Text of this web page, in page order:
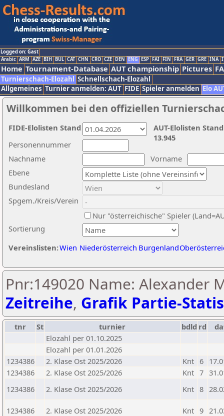
Logged on: Gast
Arabic ARM AZE BIH BUL CAT CHN CRO CZE DEN ENG ESP FAI FIN FRA GER GRE INA
Home Tournament-Database AUT championship Pictures
Turnierschach-Elozahl Schnellschach-Elozahl
Allgemeines Turnier anmelden: AUT FIDE Spieler anmelden Elo
Willkommen bei den offiziellen
Nachname
Vorname
Ebene
Sortierung
Personennummer
Bundesland
Spgem./Kreis/Verein
Nur "österreichische" Spieler
Vereinslisten:Wien Niederösterreich Burgenland
AUT-Elolisten
13.945
FIDE-Elolisten Stand
Pnr:149020 Name: Alexander
Zeitreihe, Grafik Partie-
tnr St turnier bdld rd
Elozahl per 01.10.2025
Elozahl per 01.01.2026
1234386
2. Klase Ost 2025/2026 Knt 6
1234386
2. Klase Ost 2025/2026 Knt 7
1234386
2. Klase Ost 2025/2026 Knt 8
1234386 2. Klase Ost 2025/2026 Knt 9